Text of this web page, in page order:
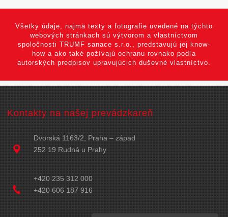
Všetky údaje, najmä texty a fotografie uvedené na týchto
webových stránkach sú výtvorom a vlastníctvom
spoločnosti TRUMF sanace s.r.o., predstavujú jej know-
how a ako také požívajú ochranu rovnako podľa
autorských predpisov upravujúcich duševné vlastníctvo.
Kontakty na našej prevádzkareň
Dvorská 1163/2, Praha – západ
252 19 Rudná u Prahy
+420 235 312 000
+420 606 187 916